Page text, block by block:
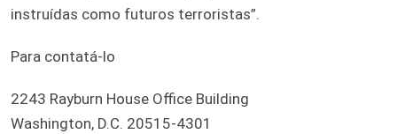
instruídas como futuros terroristas”.
Para contatá-lo
2243 Rayburn House Office Building
Washington, D.C. 20515-4301